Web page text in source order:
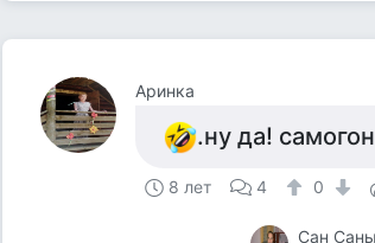
Аринка
.ну да!
8 лет 4 0
Сан